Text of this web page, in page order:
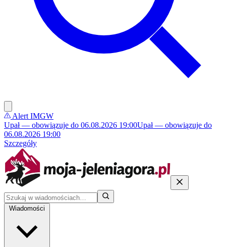
Alert IMGW
Upał — obowiązuje do 06.08.2026 19:00Upał — obowiązuje do
06.08.2026 19:00
Szczegóły
Wiadomości